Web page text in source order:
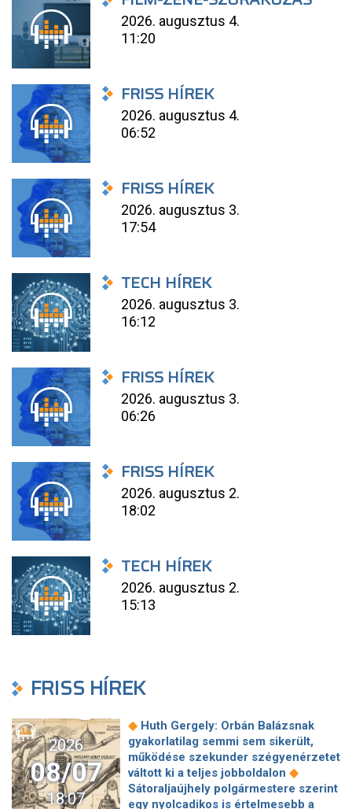
2026. augusztus 4.
11:20
FRISS HÍREK
2026. augusztus 4.
06:52
FRISS HÍREK
2026. augusztus 3.
17:54
TECH HÍREK
2026. augusztus 3.
16:12
FRISS HÍREK
2026. augusztus 3.
06:26
FRISS HÍREK
2026. augusztus 2.
18:02
TECH HÍREK
2026. augusztus 2.
15:13
FRISS HÍREK
2026
08/07
18:07
◆ Huth Gergely: Orbán Balázsnak
gyakorlatilag semmi sem sikerült,
működése szekunder szégyenérzetet
váltott ki a teljes jobboldalon ◆
Sátoraljaújhely polgármestere szerint
egy nyolcadikos is értelmesebb a